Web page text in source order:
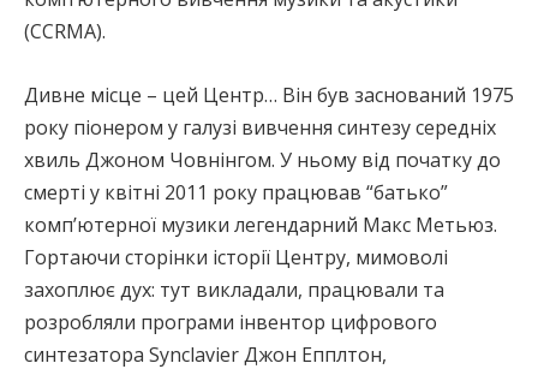
(CCRMA).
Дивне місце – цей Центр… Він був заснований 1975
року піонером у галузі вивчення синтезу середніх
хвиль Джоном Човнінгом. У ньому від початку до
смерті у квітні 2011 року працював “батько”
комп’ютерної музики легендарний Макс Метьюз.
Гортаючи сторінки історії Центру, мимоволі
захоплює дух: тут викладали, працювали та
розробляли програми інвентор цифрового
синтезатора Synclavier Джон Епплтон,